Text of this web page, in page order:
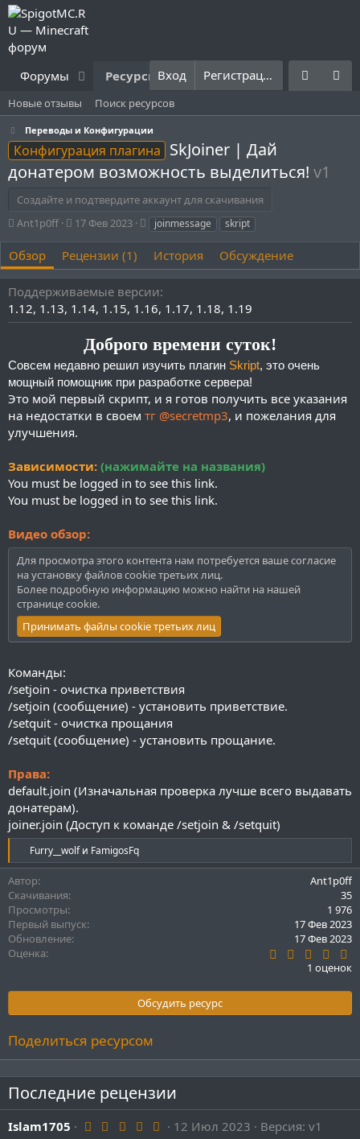
Форумы Ресурсы Что нового? Правила
Вход Регистрация
Новые отзывы Поиск ресурсов
Переводы и Конфигурации
Конфигурация плагина SkJoiner | Дай
донатером возможность выделиться! v1
Создайте и подтвердите аккаунт для скачивания
А
т
о
р
Ant1p0ff
Д
т
а
с
о
з
д
и
я
17 Фев 2023
Т
и
joinmessage skript
Обзор Рецензии (1) История Обсуждение
Поддерживаемые версии
1.12 1.13 1.14 1.15 1.16 1.17 1.18 1.19
Доброго времени суток!
Совсем недавно решил изучить плагин Skript, это очень
мощный помощник при разработке сервера!
Это мой первый скрипт, и я готов получить все указания
на недостатки в своем тг @secretmp3, и пожелания для
улучшения.
Зависимости: (нажимайте на названия)
You must be logged in to see this link.
You must be logged in to see this link.
Видео обзор:
Для просмотра этого контента нам потребуется ваше согласие
на установку файлов cookie третьих лиц.
Более подробную информацию можно найти на нашей
странице cookie.
Принимать файлы cookie третьих лиц
Команды:
/setjoin - очистка приветствия
/setjoin (сообщение) - установить приветствие.
/setquit - очистка прощания
/setquit (сообщение) - установить прощание.
Права:
default.join (Изначальная проверка лучше всего выдавать
донатерам).
joiner.join (Доступ к команде /setjoin & /setquit)
Р
е
к
ц
и
и
:
Furry__wolfи FamigosFq
Автор
Ant1p0ff
Скачивания
35
Просмотры
1 976
Первый выпуск
17 Фев 2023
Обновление
17 Фев 2023
Оценка
0
0
в
1 оценок
Обсудить ресурс
Поделиться ресурсом
Последние рецензии
Islam1705 5 12 Июл 2023
Версия: v1